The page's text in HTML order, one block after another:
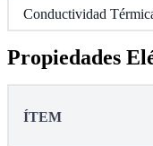
Conductividad
Propiedades
ÍTEM